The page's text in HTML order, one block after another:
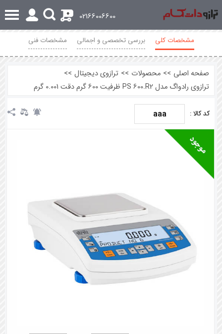
02166006600
0
مشخصات کلی بررسی تخصصی و اجمالی مشخصات فنی
صفحه اصلی >> محصولات >> ترازوی دیجیتال >>
ترازوی رادواگ مدل PS 600.R2 ظرفیت 600 گرم دقت 0.001 گرم
کد کالا : aaa